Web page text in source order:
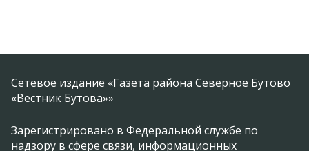
Сетевое издание «Газета района Северное Бутово
«Вестник Бутова»»
Зарегистрировано в Федеральной службе по
надзору в сфере связи, информационных